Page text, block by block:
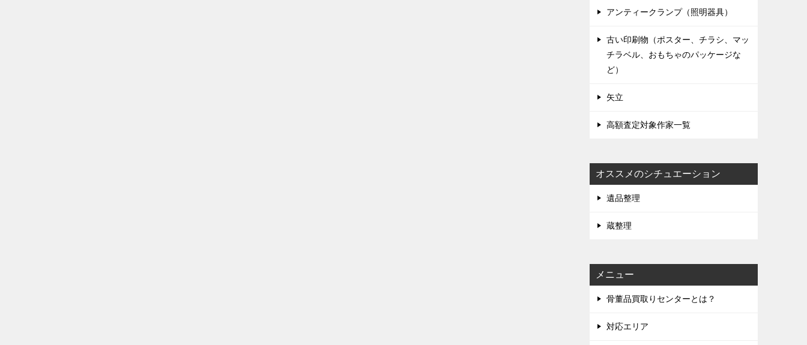
アンティークランプ（照明器具）
古い印刷物（ポスター、チラシ、マッ
チラベル、おもちゃのパッケージな
ど）
矢立
高額査定対象作家一覧
オススメのシチュエーション
遺品整理
蔵整理
メニュー
骨董品買取りセンターとは？
対応エリア